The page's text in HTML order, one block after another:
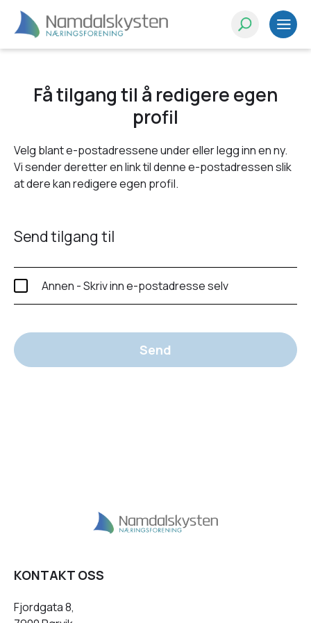
Få tilgang til å redigere egen
profil
Velg blant e-postadressene under eller legg inn en ny.
Vi sender deretter en link til denne e-postadressen slik
at dere kan redigere egen profil.
Send tilgang til
Annen - Skriv inn e-postadresse selv
Send
KONTAKT OSS
Fjordgata 8,